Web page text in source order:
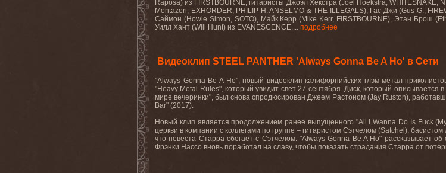
Raposa) из FIRSTBOURNE, гитаристы Джоэл Хекстра (Joel Hoekstra,
Montazeri, EXHORDER, PHILIP H. ANSELMO & THE ILLEGALS), Гас Джи (Gus G.,
Саймон (Howie Simon, SOTO), Майк Керр (Mike Kerr, FIRSTBOURNE), Этан Брош (
Уилл Хант (Will Hunt) из EVANESCENCE.... подробнее
Видеоклип STEEL PANTHER 'Always Gonna Be A Ho' в Сети
"Always Gonna Be A Ho", новый видеоклип калифорнийских глэм-метал-
"Heavy Metal Rules", который увидит свет 27 сентября. Диск, который описывается
мире вечеринки", был снова спродюсирован Джеем Растоном (Jay Ruston),
Bar" (2017).
Новый клип является продолжением ранее выпущенного "All Wanna Do Is Fuck(
церкви в компании с коллегами по группе – гитаристом Сэтчелом (Satchel ), басистом
что невеста Старра сбегает с Сэтчелом."Always Gonna Be A Ho" рассказывает
Фрэнки Нассо вновь поработал на славу, чтобы показать страдания Старра от